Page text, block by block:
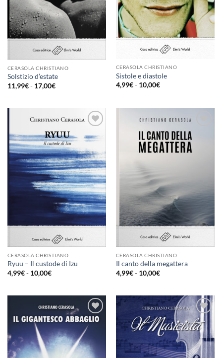
CERASOLA CHRISTIANO
Solstizio d’estate
11,99€ - 17,00€Fascia
a
17,00€
CERASOLA CHRISTIANO
Sistole e diastole
4,99€ - 10,00€Fascia
4,99€
a
10,00€
alla lista
dei
desideri
CERASOLA CHRISTIANO
Ryuu – Il custode di Izu
4,99€ - 10,00€Fascia
4,99€
a
10,00€
Aggiungi
alla lista
desideri
CERASOLA CHRISTIANO
Il canto della megattera
4,99€ - 10,00€Fascia
4,99€
a
10,00€
Aggiungi
alla lista
desideri
Aggiungi
alla lista
dei
desideri